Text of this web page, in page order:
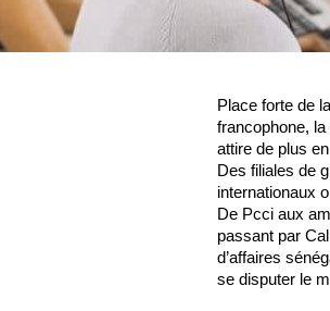
Place forte de
francophone,
attire de plus
Des filiales de
internationaux
De Pcci aux
passant par
d’affaires
se disputer le